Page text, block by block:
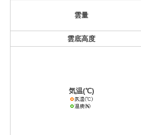
雲量
雲底高度
気温(℃)